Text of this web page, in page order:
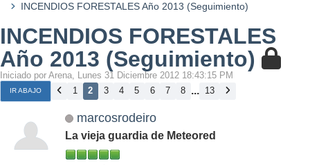
INCENDIOS FORESTALES Año 2013 (Seguimiento)
INCENDIOS FORESTALES
Año 2013 (Seguimiento)
Iniciado por Arena, Lunes 31 Diciembre 2012 18:43:15 PM
IR ABAJO 1 2 3 4 5 6 7 8 ... 13
marcosrodeiro
La vieja guardia de Meteored